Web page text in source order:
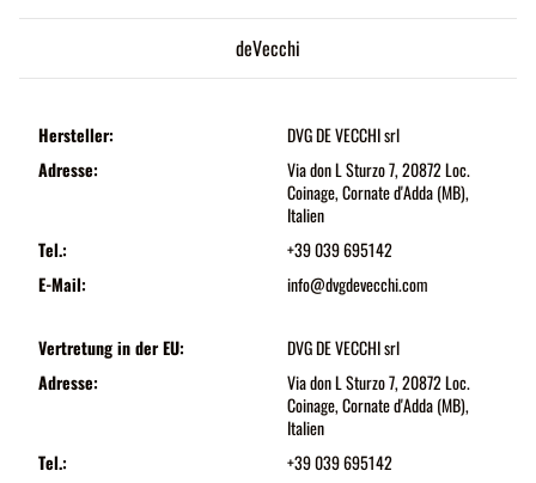
deVecchi
Hersteller:
DVG DE VECCHI srl
Adresse:
Via don L Sturzo 7, 20872 Loc.
Coinage, Cornate d'Adda (MB),
Italien
Tel.:
+39 039 695142
E-Mail:
info@dvgdevecchi.com
Vertretung in der EU:
DVG DE VECCHI srl
Adresse:
Via don L Sturzo 7, 20872 Loc.
Coinage, Cornate d'Adda (MB),
Italien
Tel.:
+39 039 695142